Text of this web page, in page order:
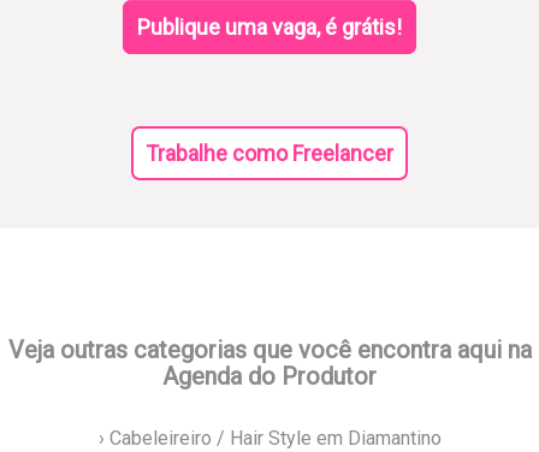
Publique uma vaga, é grátis!
Trabalhe como Freelancer
Veja outras categorias que você encontra aqui na
Agenda do Produtor
› Cabeleireiro / Hair Style em Diamantino